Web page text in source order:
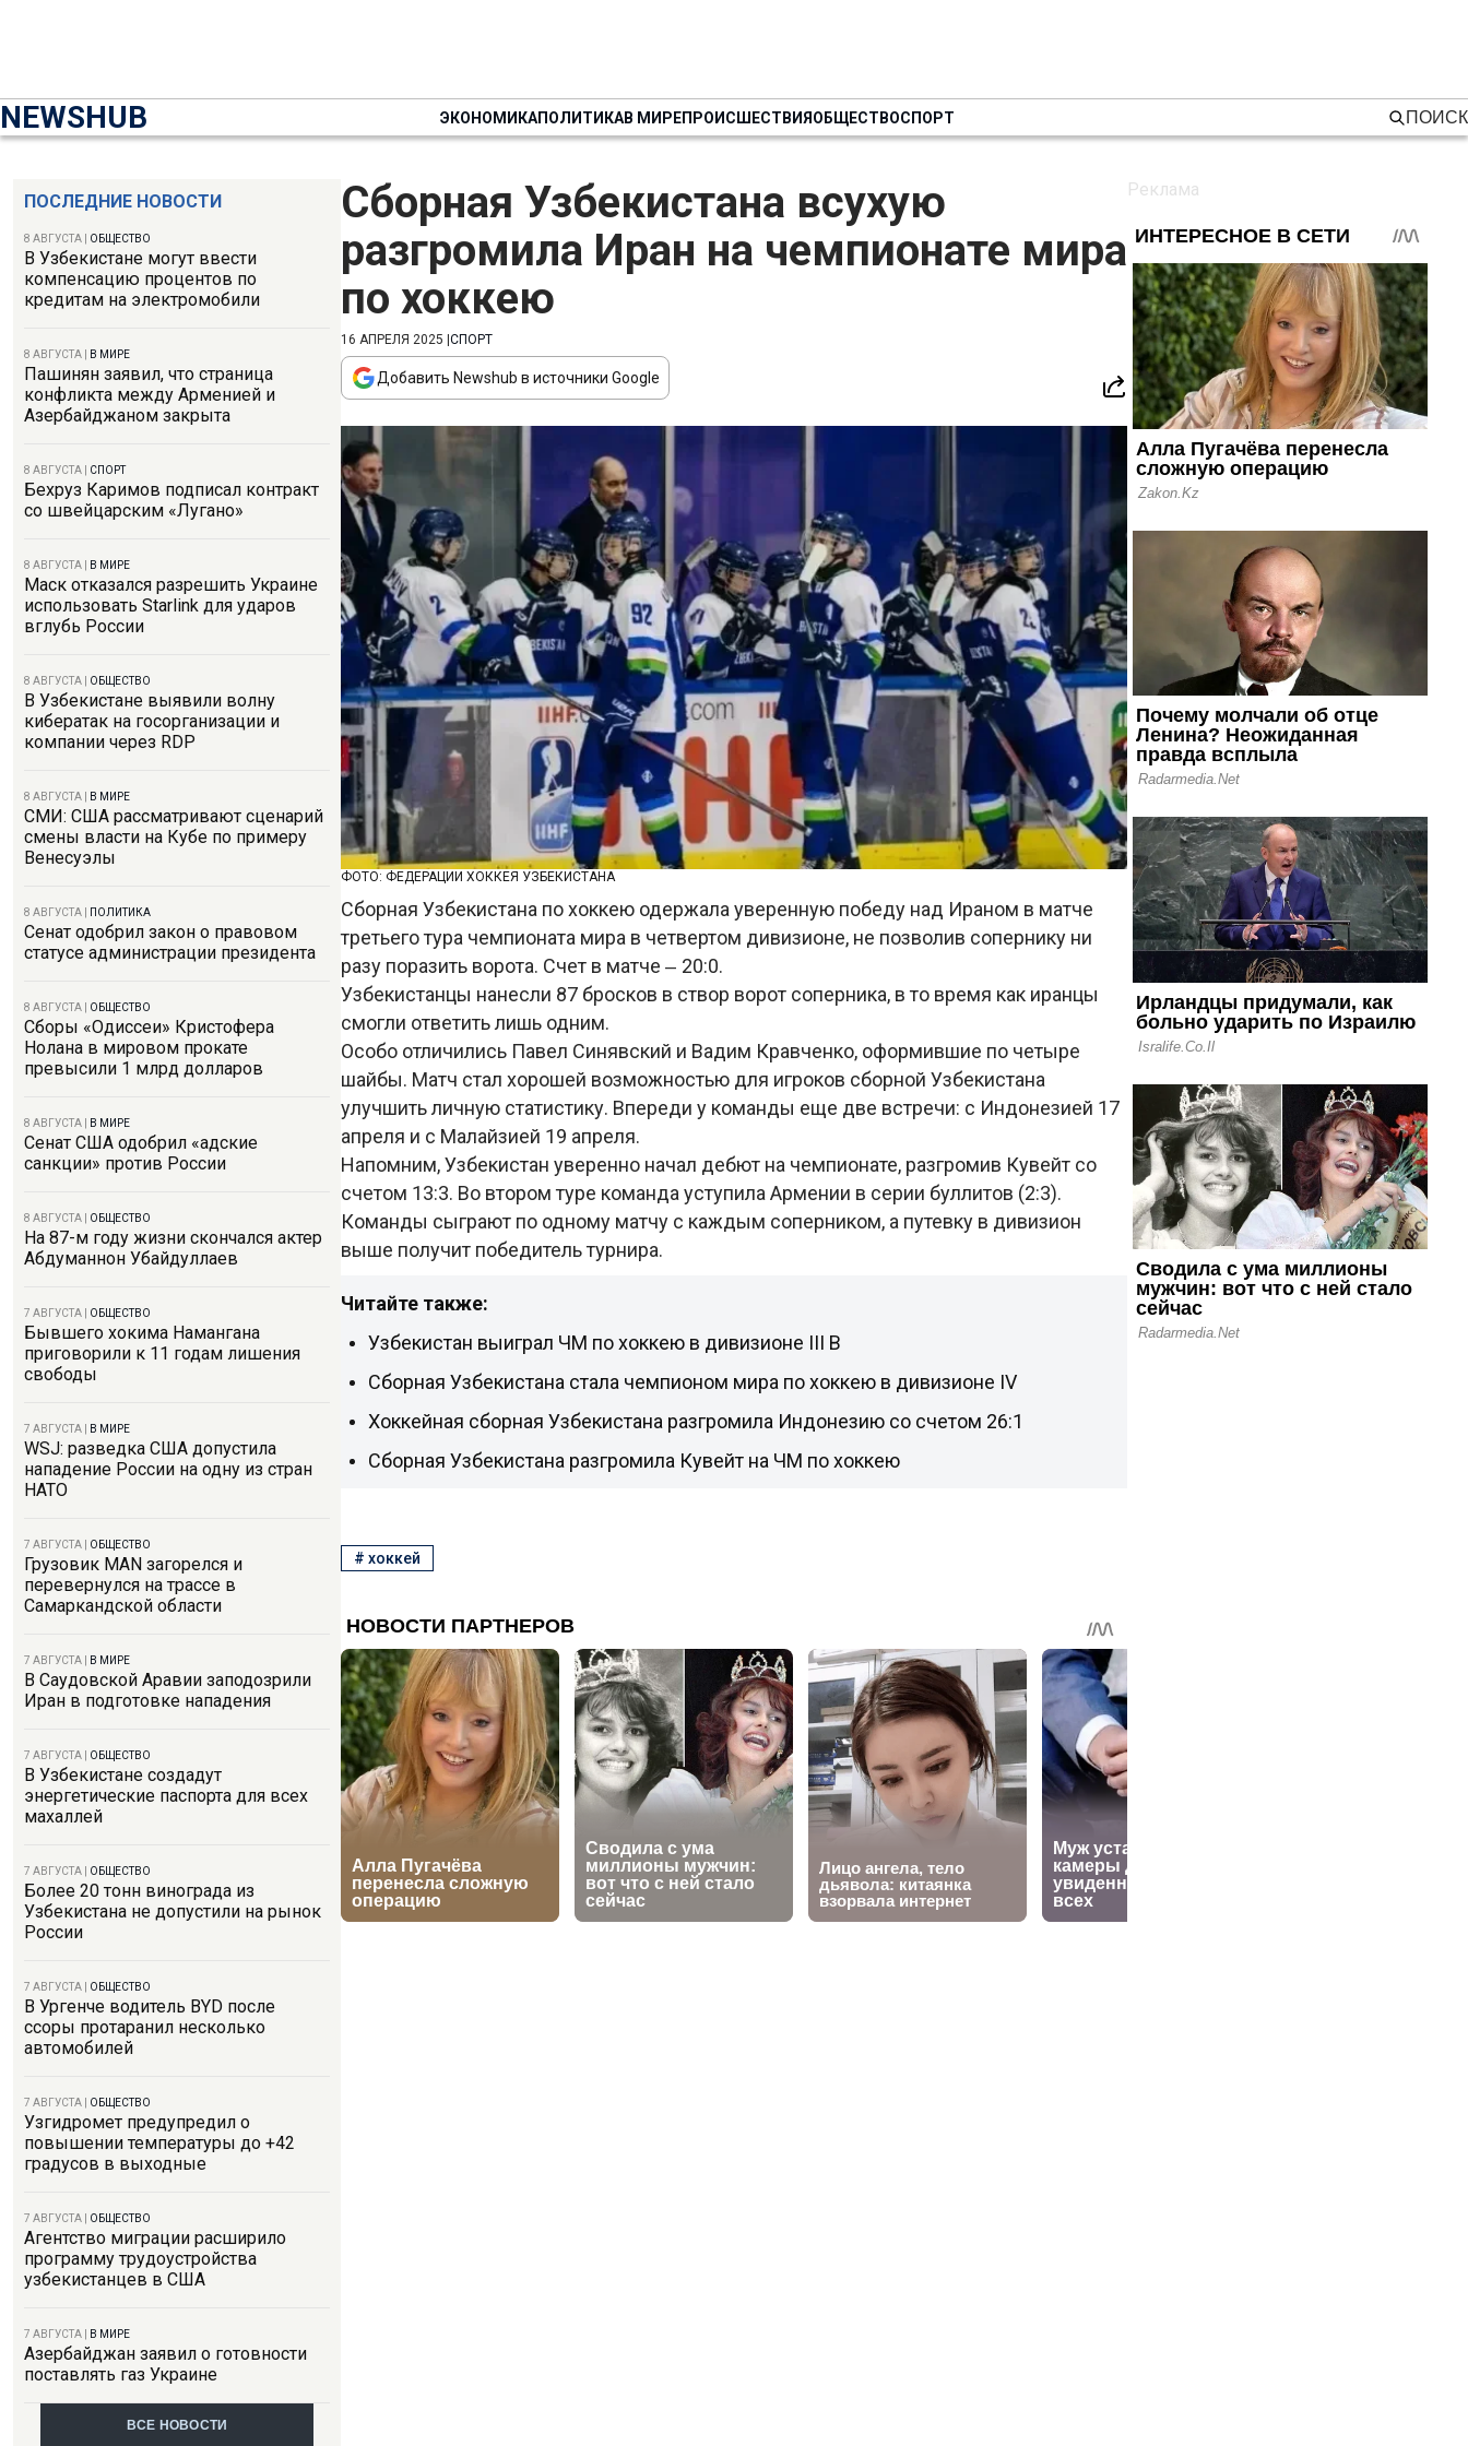
NEWSHUB ЭКОНОМИКАПОЛИТИКАВ МИРЕПРОИСШЕСТВИЯОБЩЕСТВОСПОРТ ПОИСК
ПОСЛЕДНИЕ НОВОСТИ
8 АВГУСТА ОБЩЕСТВО
В Узбекистане могут ввести
компенсацию процентов по
кредитам на электромобили
8 АВГУСТА В МИРЕ
Пашинян заявил, что страница
конфликта между Арменией и
Азербайджаном закрыта
8 АВГУСТА СПОРТ
Бехруз Каримов подписал контракт
со швейцарским «Лугано»
8 АВГУСТА В МИРЕ
Маск отказался разрешить Украине
использовать Starlink для ударов
вглубь России
8 АВГУСТА ОБЩЕСТВО
В Узбекистане выявили волну
кибератак на госорганизации и
компании через RDP
8 АВГУСТА В МИРЕ
СМИ: США рассматривают сценарий
смены власти на Кубе по примеру
Венесуэлы
8 АВГУСТА ПОЛИТИКА
Сенат одобрил закон о правовом
статусе администрации президента
8 АВГУСТА ОБЩЕСТВО
Сборы «Одиссеи» Кристофера
Нолана в мировом прокате
превысили 1 млрд долларов
8 АВГУСТА В МИРЕ
Сенат США одобрил «адские
санкции» против России
8 АВГУСТА ОБЩЕСТВО
На 87-м году жизни скончался актер
Абдуманнон Убайдуллаев
7 АВГУСТА ОБЩЕСТВО
Бывшего хокима Намангана
приговорили к 11 годам лишения
свободы
7 АВГУСТА В МИРЕ
WSJ: разведка США допустила
нападение России на одну из стран
НАТО
7 АВГУСТА ОБЩЕСТВО
Грузовик MAN загорелся и
перевернулся на трассе в
Самаркандской области
7 АВГУСТА В МИРЕ
В Саудовской Аравии заподозрили
Иран в подготовке нападения
7 АВГУСТА ОБЩЕСТВО
В Узбекистане создадут
энергетические паспорта для всех
махаллей
7 АВГУСТА ОБЩЕСТВО
Более 20 тонн винограда из
Узбекистана не допустили на рынок
России
7 АВГУСТА ОБЩЕСТВО
В Ургенче водитель BYD после
ссоры протаранил несколько
автомобилей
7 АВГУСТА ОБЩЕСТВО
Узгидромет предупредил о
повышении температуры до +42
градусов в выходные
7 АВГУСТА ОБЩЕСТВО
Агентство миграции расширило
программу трудоустройства
узбекистанцев в США
7 АВГУСТА В МИРЕ
Азербайджан заявил о готовности
поставлять газ Украине
ВСЕ НОВОСТИ
Сборная Узбекистана всухую
разгромила Иран на чемпионате мира
по хоккею
16 АПРЕЛЯ 2025 СПОРТ
Добавить Newshub в источники Google
ФОТО: ФЕДЕРАЦИИ ХОККЕЯ УЗБЕКИСТАНА
Сборная Узбекистана по хоккею одержала уверенную победу над Ираном в матче
третьего тура чемпионата мира в четвертом дивизионе, не позволив сопернику ни
разу поразить ворота. Счет в матче – 20:0.
Узбекистанцы нанесли 87 бросков в створ ворот соперника, в то время как иранцы
смогли ответить лишь одним.
Особо отличились Павел Синявский и Вадим Кравченко, оформившие по четыре
шайбы. Матч стал хорошей возможностью для игроков сборной Узбекистана
улучшить личную статистику. Впереди у команды еще две встречи: с Индонезией 17
апреля и с Малайзией 19 апреля.
Напомним, Узбекистан уверенно начал дебют на чемпионате, разгромив Кувейт со
счетом 13:3. Во втором туре команда уступила Армении в серии буллитов (2:3).
Команды сыграют по одному матчу с каждым соперником, а путевку в дивизион
выше получит победитель турнира.
Читайте также:
Узбекистан выиграл ЧМ по хоккею в дивизионе III B
Сборная Узбекистана стала чемпионом мира по хоккею в дивизионе IV
Хоккейная сборная Узбекистана разгромила Индонезию со счетом 26:1
Сборная Узбекистана разгромила Кувейт на ЧМ по хоккею
# хоккей